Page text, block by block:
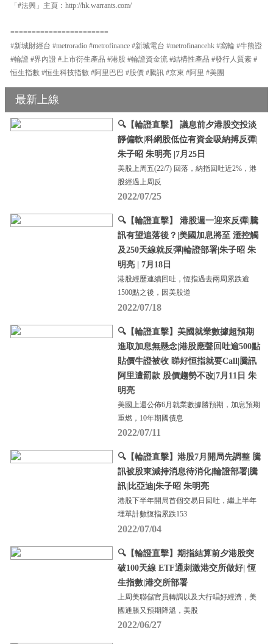
「#法興」主頁：http://hk.warrants.com/
=======================
#新城財經台 #metroradio #metrofinance #新城電台 #metrofinancehk #窩輪 #牛熊證
#輪證 #界內證 #上市衍生產品 #港股 #輪證資金流 #結構性產品 #發行人質素 #
恒生指數 #恒生科技指數 #阿里巴巴 #股價 #騰訊 #京東 #阿里 #美團
最新上線
🔍【輪證直擊】 議息前夕港股交投淡
靜偏軟|科網股低位有資金吸納搏反彈|
朱子昭 朱明亮 |7月25日
美股上周五(22/7) 回落，納指回吐近2%，港
股經過上周反
2022/07/25
🔍【輪證直擊】 港股週一迎來反彈|騰
訊有望追落後？|美國加息將至 滙控觸
及250天線就反彈|輪證部署|朱子昭 朱
明亮 | 7月18日
港股經歷連續回吐，恆指過去兩周累跌逾
1500點之後，因美股道
2022/07/18
🔍【輪證直擊】美國就業數據超預期
進取加息無懸念|港股應聲回吐逾500點
貼價牛證被收 睇好恒指就要Call|騰訊
阿里遭罰款 股價趨勢不改|7月11日 朱
明亮
美國上週公佈6月就業數據勝預期，加息預期
重燃，10年期國債息
2022/07/11
🔍【輪證直擊】港股7月開局先調整 騰
訊被股東減持消息待消化|輪證部署|騰
訊|比亞迪|朱子昭 朱明亮
港股下半年開局首個交易日回吐，繼上半年
埋單計數恆指累跌153
2022/07/04
🔍【輪證直擊】期指結算前夕港股突
破100天線 ETF通刺激港交所做好| 恆
生指數|港交所部署
上周美聯儲官員轉調以及大行唱好經濟，美
國通脹又預期降溫，美股
2022/06/27